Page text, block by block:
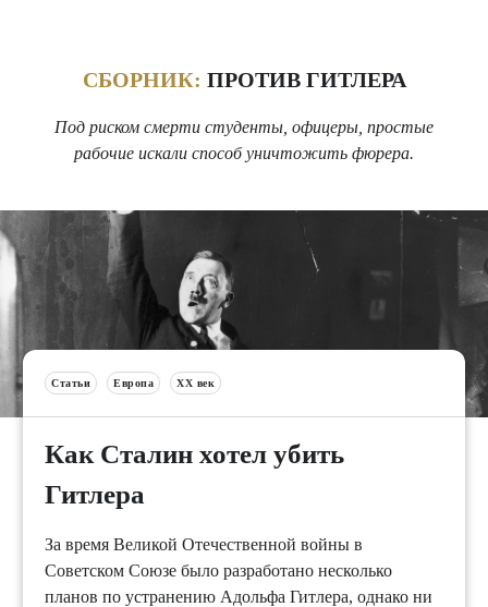
СБОРНИК: ПРОТИВ ГИТЛЕРА
Под риском смерти студенты, офицеры, простые
рабочие искали способ уничтожить фюрера.
Статьи Европа XX век
Как Сталин хотел убить
Гитлера
За время Великой Отечественной войны в
Советском Союзе было разработано несколько
планов по устранению Адольфа Гитлера, однако ни